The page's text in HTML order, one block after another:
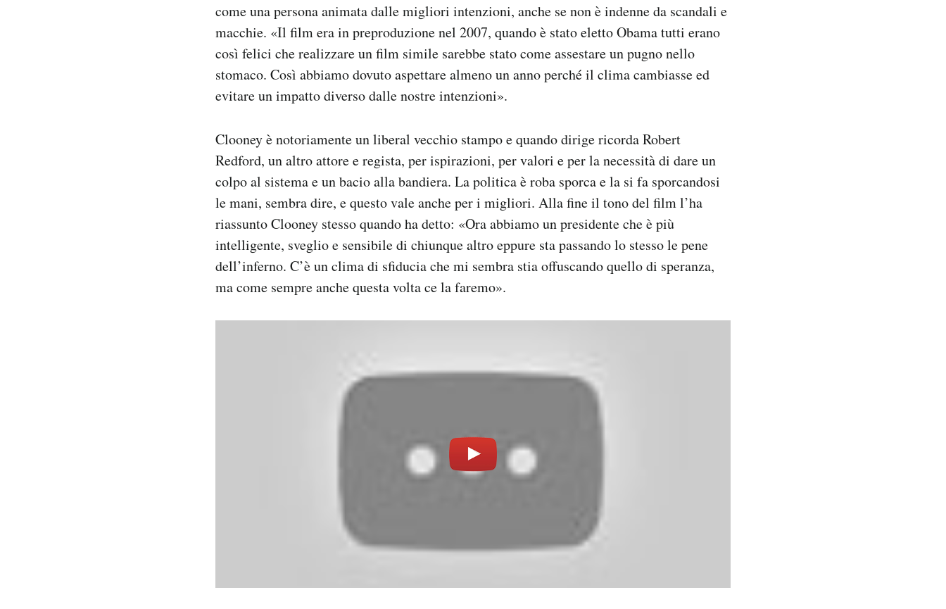
come una persona animata dalle migliori intenzioni, anche se non è indenne da scandali e
macchie. «Il film era in preproduzione nel 2007, quando è stato eletto Obama tutti erano
così felici che realizzare un film simile sarebbe stato come assestare un pugno nello
stomaco. Così abbiamo dovuto aspettare almeno un anno perché il clima cambiasse ed
evitare un impatto diverso dalle nostre intenzioni».
Clooney è notoriamente un liberal vecchio stampo e quando dirige ricorda Robert
Redford, un altro attore e regista, per ispirazioni, per valori e per la necessità di dare un
colpo al sistema e un bacio alla bandiera. La politica è roba sporca e la si fa sporcandosi
le mani, sembra dire, e questo vale anche per i migliori. Alla fine il tono del film l’ha
riassunto Clooney stesso quando ha detto: «Ora abbiamo un presidente che è più
intelligente, sveglio e sensibile di chiunque altro eppure sta passando lo stesso le pene
dell’inferno. C’è un clima di sfiducia che mi sembra stia offuscando quello di speranza,
ma come sempre anche questa volta ce la faremo».